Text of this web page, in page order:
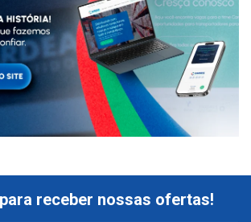
receber nossas ofertas!